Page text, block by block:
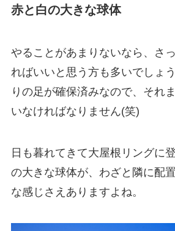
赤と白の大きな球体
やることがあまりないなら、さ
ればいいと思う方も多いでしょ
りの足が確保済みなので、それ
いなければなりません(笑)
日も暮れてきて大屋根リングに
の大きな球体が、わざと隣に配
な感じさえありますよね。